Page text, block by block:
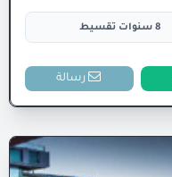
8 سنوات تقسيط
رسالة